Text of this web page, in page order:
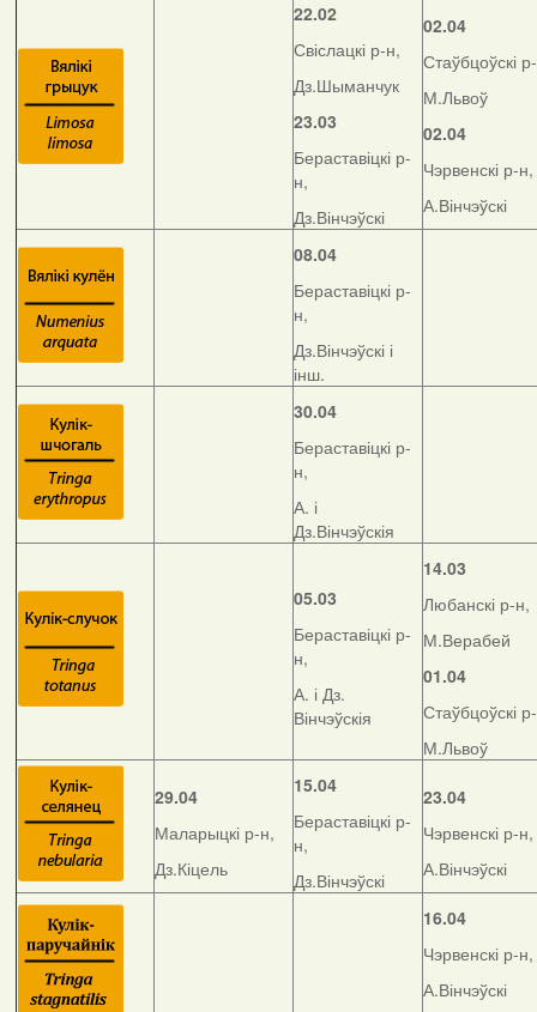
22.02
Свіслацкі р-н,
Дз.Шыманчук
23.03
Бераставіцкі р-
н,
Дз.Вінчэўскі
02.04
Стаўбцоўскі
М.Львоў
02.04
Чэрвенскі р-н,
А.Вінчэўскі
08.04
Бераставіцкі р-
н,
Дз.Вінчэўскі і
інш.
30.04
Бераставіцкі р-
н,
А. і
Дз.Вінчэўскія
05.03
Бераставіцкі р-
н,
А. і Дз.
Вінчэўскія
14.03
Любанскі р-н,
М.Верабей
01.04
Стаўбцоўскі
М.Львоў
29.04
Маларыцкі р-н,
Дз.Кіцель
15.04
Бераставіцкі р-
н,
Дз.Вінчэўскі
23.04
Чэрвенскі р-н,
А.Вінчэўскі
16.04
Чэрвенскі р-н,
А.Вінчэўскі